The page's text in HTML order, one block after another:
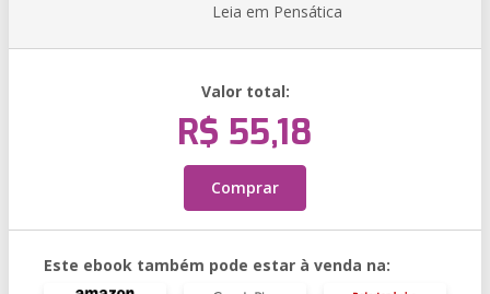
Leia em Pensática
Valor total:
R$ 55,18
Comprar
Este ebook também pode estar à venda na: